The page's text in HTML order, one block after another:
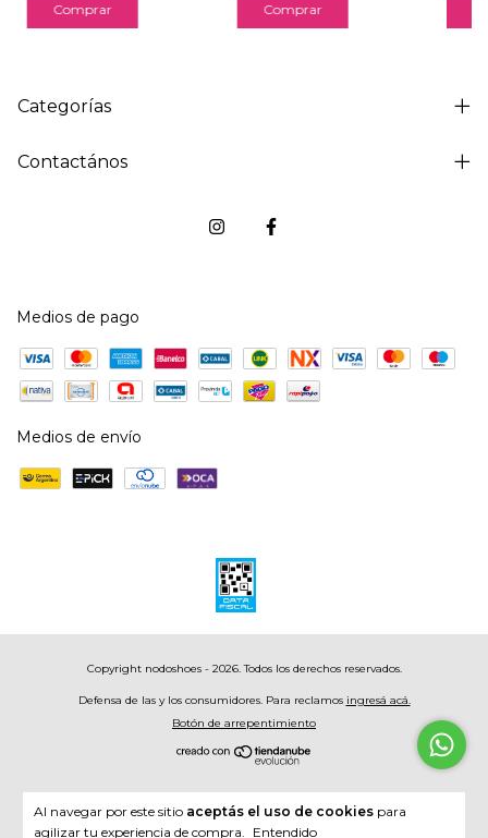
Al navegar por este sitio aceptás el uso de cookies para
agilizar tu experiencia de compra. Entendido
Comprar Comprar
Categorías
Contactános
Medios de pago
Medios de envío
Copyright nodoshoes - 2026. Todos los derechos reservados.
Defensa de las y los consumidores. Para reclamos ingresá acá.
Botón de arrepentimiento